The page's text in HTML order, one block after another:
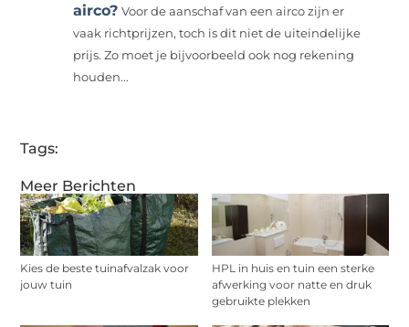
Meer Berichten
Kies de beste tuinafvalzak voor
jouw tuin
HPL in huis en tuin een sterke
afwerking voor natte en druk
gebruikte plekken
airco? Voor de aanschaf van een airco zijn er
vaak richtprijzen, toch is dit niet de uiteindelijke
prijs. Zo moet je bijvoorbeeld ook nog rekening
houden...
Tags: